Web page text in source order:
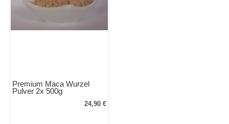
Premium Maca Wurzel
Pulver 2x 500g
24,90 €